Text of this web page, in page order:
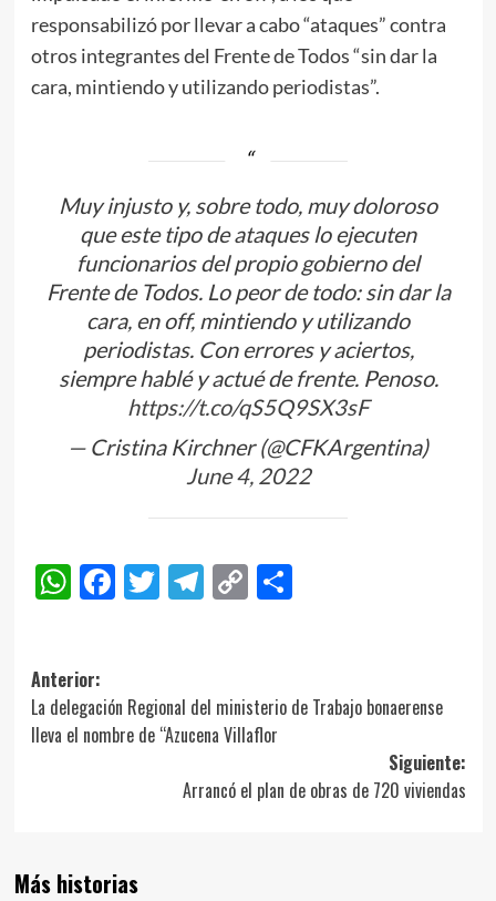
responsabilizó por llevar a cabo “ataques” contra
otros integrantes del Frente de Todos “sin dar la
cara, mintiendo y utilizando periodistas”.
Muy injusto y, sobre todo, muy doloroso
que este tipo de ataques lo ejecuten
funcionarios del propio gobierno del
Frente de Todos. Lo peor de todo: sin dar la
cara, en off, mintiendo y utilizando
periodistas. Con errores y aciertos,
siempre hablé y actué de frente. Penoso.
https://t.co/qS5Q9SX3sF
— Cristina Kirchner (@CFKArgentina)
June 4, 2022
WhatsApp
Facebook
Twitter
Telegram
CopyCompartir
Navegación
de
entradas
Anterior:
La delegación Regional del ministerio de Trabajo bonaerense
lleva el nombre de “Azucena Villaflor
Siguiente:
Arrancó el plan de obras de 720 viviendas
Más historias